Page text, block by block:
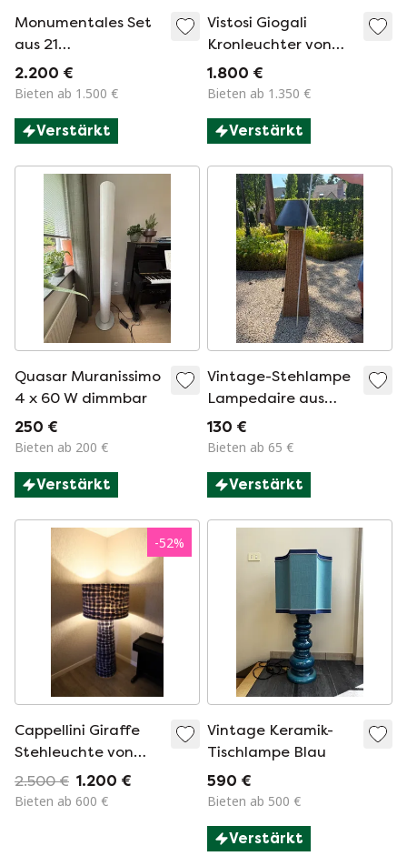
Monumentales Set
aus 21
brutalistischen
Wandlampen (1960-
2.200 €
Bieten ab 1.500 €
Verstärkt
Vistosi Giogali
Kronleuchter von
Angelo Mangiarotti
– 60 Tropfen – 12
insgesamt –
Jahre
1.800 €
Bieten ab 1.350 €
Verstärkt
Quasar Muranissimo
4 x 60 W dimmbar
250 €
Bieten ab 200 €
Verstärkt
Vintage-Stehlampe
Lampedaire aus
Rattan, 1970er
Jahre
130 €
Bieten ab 65 €
Verstärkt
-52%
Cappellini Giraffe
Stehleuchte von
Marcel Wanders
2.500 € 1.200 €
Bieten ab 600 €
Vintage Keramik-
Tischlampe Blau
590 €
Bieten ab 500 €
Verstärkt